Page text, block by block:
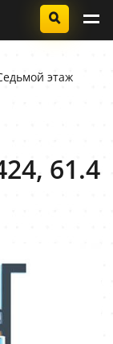
этаж
61.4